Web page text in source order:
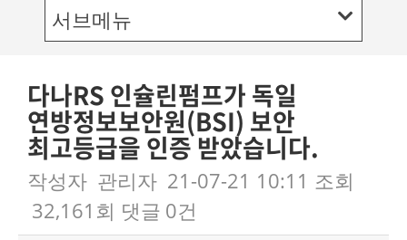
서브메뉴
다나RS 인슐린펌프가 독일
연방정보보안원(BSI) 보안
최고등급을 인증 받았습니다.
작성자 관리자 21-07-21 10:11 조회
32,161회 댓글 0건